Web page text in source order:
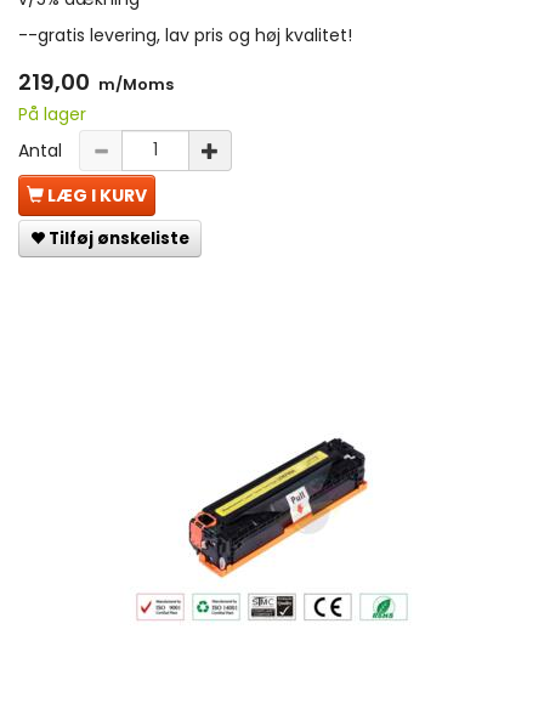
--gratis levering, lav pris og høj kvalitet!
219,00 m/Moms
På lager
Antal
LÆG I KURV
Tilføj ønskeliste